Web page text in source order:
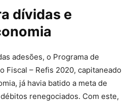
dívidas e
adesões, o Programa de
Fiscal – Refis 2020, capitaneado
já havia batido a meta de
renegociados. Com este,